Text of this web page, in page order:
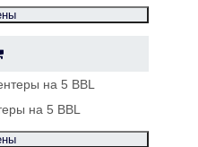
на 5 BBL